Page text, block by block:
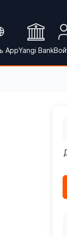
AppYangi Bank